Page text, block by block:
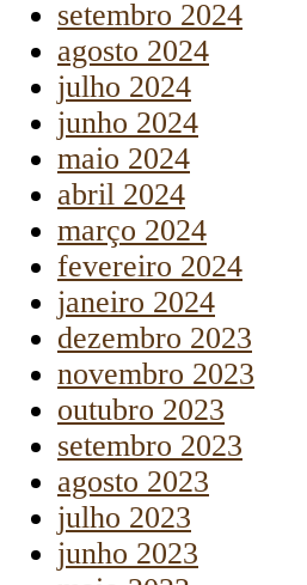
setembro 2024
agosto 2024
julho 2024
junho 2024
maio 2024
abril 2024
março 2024
fevereiro 2024
janeiro 2024
dezembro 2023
novembro 2023
outubro 2023
setembro 2023
agosto 2023
julho 2023
junho 2023